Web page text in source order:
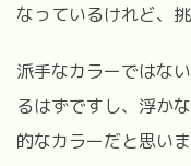
なっているけれど、
派手なカラーではな
るはずですし、浮か
的なカラーだと思いま